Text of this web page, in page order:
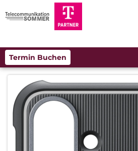
Termin Buchen